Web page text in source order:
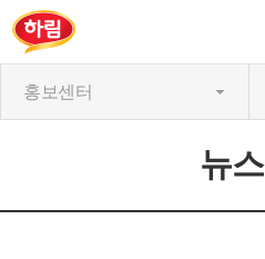
홍보센터
뉴